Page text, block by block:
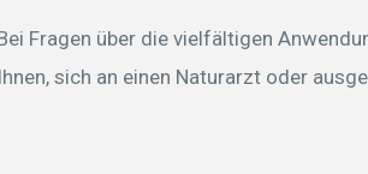
Fragen über die vielfältigen
Ihnen, sich an einen Naturarzt oder